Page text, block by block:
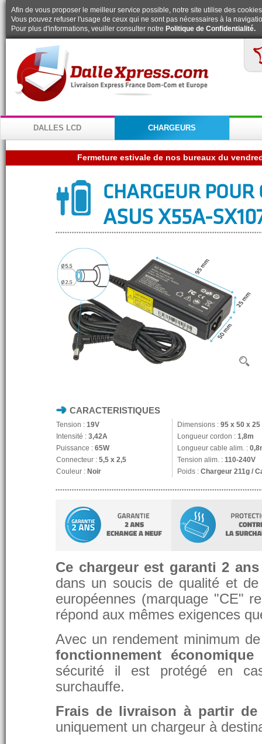
Afin de vous proposer le meilleur service possible, notre site utilise des
Vous pouvez refuser l'usage de ceux qui ne sont pas nécessaires à la
Pour plus d'informations, veuiller consulter notre Politique de Confidentialité.
DALLES LCD CHARGEURS
CHARGEUR
ASUS X55A-
CARACTERISTIQUES
Tension : 19V Dimensions : 95 x 50 x 25
Intensité : 3,42A Longueur cordon : 1,8m
Puissance : 65W Longueur cable alim. :
Connecteur : 5,5 x 2,5 Tension alim. : 110-240V
Couleur : Noir Poids : Chargeur 211g /
Ce chargeur est garanti 2 ans
dans un soucis de qualité et
européennes (marquage "CE"
répond aux mêmes exigences
Avec un rendement minimum
fonctionnement
sécurité il est protégé en
surchauffe.
Frais de livraison à partir de
uniquement un chargeur à